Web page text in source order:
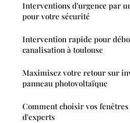
Interventions d'urgence par
pour votre sécurité
Intervention rapide pour
canalisation à toulouse
Maximisez votre retour sur
panneau photovoltaïque
Comment choisir vos fenêtres
d'experts